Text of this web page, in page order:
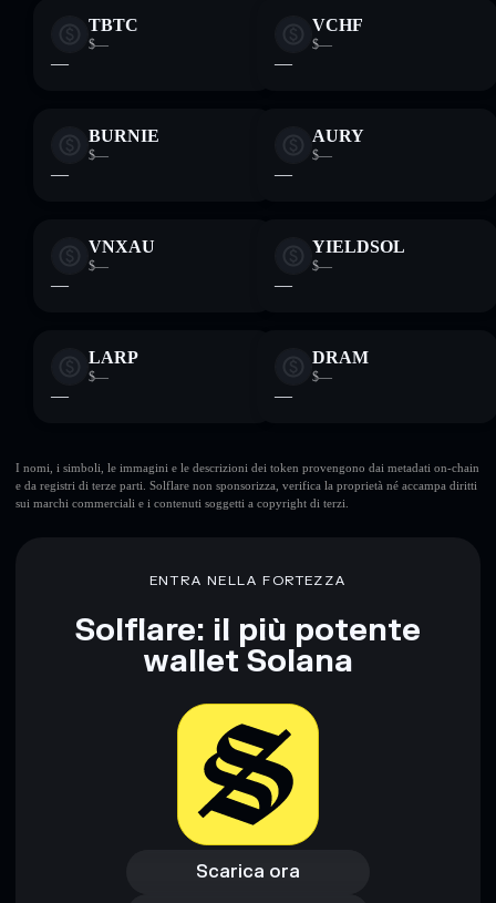
TBTC
$—
—
VCHF
$—
—
BURNIE
$—
—
AURY
$—
—
VNXAU
$—
—
YIELDSOL
$—
—
LARP
$—
—
DRAM
$—
—
I nomi, i simboli, le immagini e le descrizioni dei token provengono dai metadati on-chain
e da registri di terze parti. Solflare non sponsorizza, verifica la proprietà né accampa diritti
sui marchi commerciali e i contenuti soggetti a copyright di terzi.
ENTRA NELLA FORTEZZA
Solflare: il più potente
wallet Solana
Scarica ora
Scarica ora
Accedi al wallet